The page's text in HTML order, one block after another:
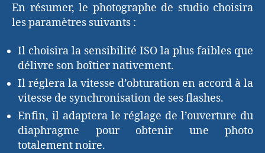
En résumer, le photographe de studio choisira
les paramètres suivants :
Il choisira la sensibilité ISO la plus faibles que
délivre son boîtier nativement.
Il réglera la vitesse d’obturation en accord à la
vitesse de synchronisation de ses flashes.
Enfin, il adaptera le réglage de l’ouverture du
diaphragme pour obtenir une photo
totalement noire.